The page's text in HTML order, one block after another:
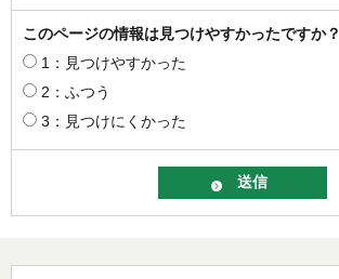
このページの情報は見つけやすかったですか？
1：見つけやすかった
2：ふつう
3：見つけにくかった